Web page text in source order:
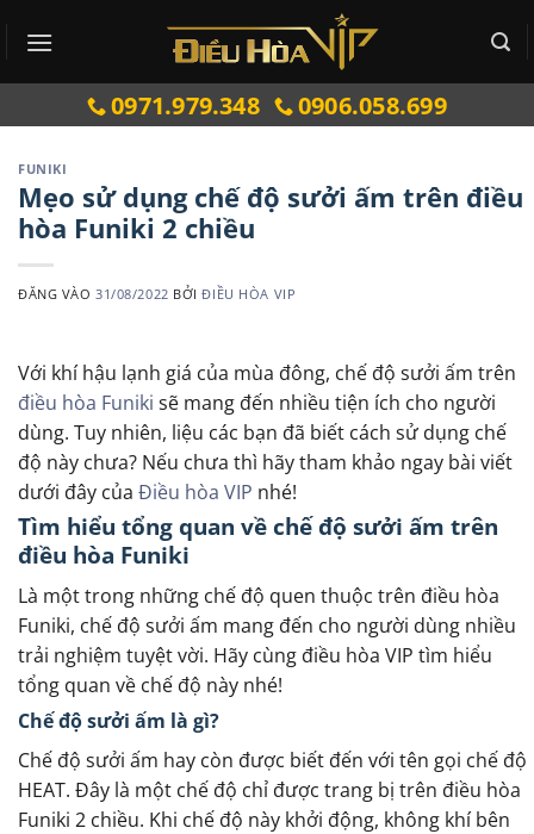
qua
0971.979.348 0906.058.699
FUNIKI
Mẹo sử dụng chế độ sưởi ấm trên điều
hòa Funiki 2 chiều
ĐĂNG VÀO 31/08/2022 BỞIĐIỀU HÒA VIP
Với khí hậu lạnh giá của mùa đông, chế độ sưởi ấm trên
điều hòa Funiki sẽ mang đến nhiều tiện ích cho người
dùng. Tuy nhiên, liệu các bạn đã biết cách sử dụng chế
độ này chưa? Nếu chưa thì hãy tham khảo ngay bài viết
dưới đây của Điều hòa VIP nhé!
Tìm hiểu tổng quan về chế độ sưởi ấm trên
điều hòa Funiki
Là một trong những chế độ quen thuộc trên điều hòa
Funiki, chế độ sưởi ấm mang đến cho người dùng nhiều
trải nghiệm tuyệt vời. Hãy cùng điều hòa VIP tìm hiểu
tổng quan về chế độ này nhé!
Chế độ sưởi ấm là gì?
Chế độ sưởi ấm hay còn được biết đến với tên gọi chế độ
HEAT. Đây là một chế độ chỉ được trang bị trên điều hòa
Funiki 2 chiều. Khi chế độ này khởi động, không khí bên